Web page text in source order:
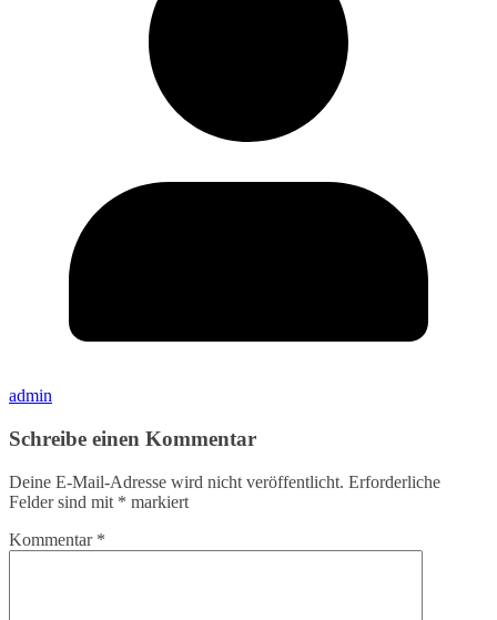
admin
Schreibe einen Kommentar
Deine E-Mail-Adresse wird nicht veröffentlicht. Erforderliche
Felder sind mit * markiert
Kommentar *